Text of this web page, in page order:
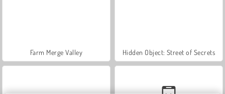
Farm Merge Valley Hidden Object: Street of Secrets